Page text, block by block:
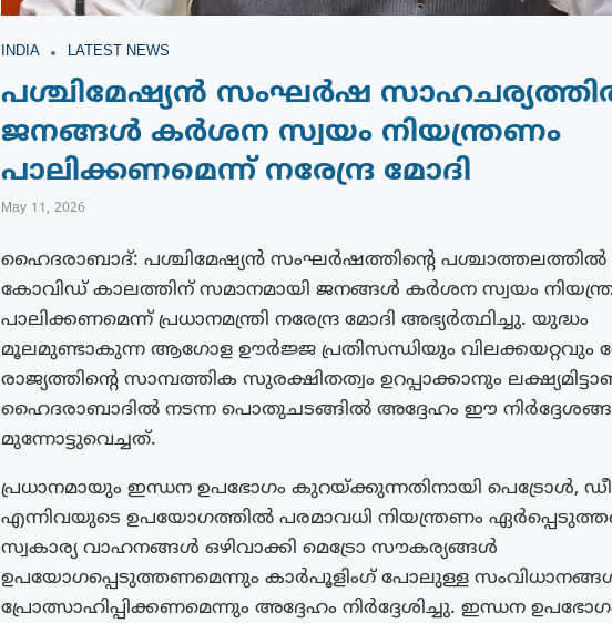
INDIA LATEST NEWS
പശ്ചിമേഷ്യൻ സംഘർഷ
ജനങ്ങൾ കർശന സ്വയം നിയന്ത്രണം
പാലിക്കണമെന്ന് നരേന്ദ്ര മോദി
May 11, 2026
ഹൈദരാബാദ്: പശ്ചിമേഷ്യൻ സംഘർഷത്തിന്റെ പശ്ചാത്തലത്തിൽ
കോവിഡ് കാലത്തിന് സമാനമായി ജനങ്ങൾ കർശന സ്വയം
പാലിക്കണമെന്ന് പ്രധാനമന്ത്രി നരേന്ദ്ര മോദി അഭ്യർത്ഥിച്ചു. യുദ്ധം
മൂലമുണ്ടാകുന്ന ആഗോള ഊർജ്ജ പ്രതിസന്ധിയും വിലക്കയറ്റവും
രാജ്യത്തിന്റെ സാമ്പത്തിക സുരക്ഷിതത്വം ഉറപ്പാക്കാനും
ഹൈദരാബാദിൽ നടന്ന പൊതുചടങ്ങിൽ അദ്ദേഹം ഈ
മുന്നോട്ടുവെച്ചത്.
പ്രധാനമായും ഇന്ധന ഉപഭോഗം കുറയ്ക്കുന്നതിനായി പെട്രോൾ,
എന്നിവയുടെ ഉപയോഗത്തിൽ പരമാവധി നിയന്ത്രണം
സ്വകാര്യ വാഹനങ്ങൾ ഒഴിവാക്കി മെട്രോ സൗകര്യങ്ങൾ
ഉപയോഗപ്പെടുത്തണമെന്നും കാർപൂളിംഗ് പോലുള്ള
പ്രോത്സാഹിപ്പിക്കണമെന്നും അദ്ദേഹം നിർദ്ദേശിച്ചു. ഇന്ധന